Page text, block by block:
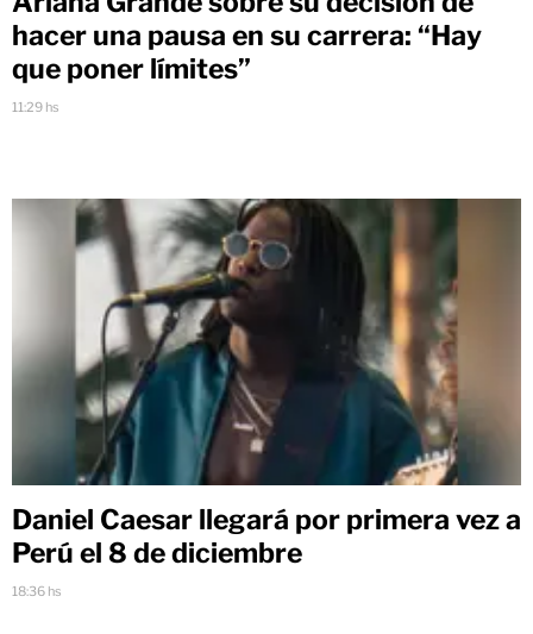
hacer una pausa en su carrera: “Hay
que poner límites”
11:29 hs
Daniel Caesar llegará por primera vez a
Perú el 8 de diciembre
18:36 hs